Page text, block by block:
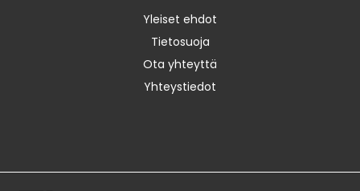
Yleiset ehdot
Tietosuoja
Ota yhteyttä
Yhteystiedot